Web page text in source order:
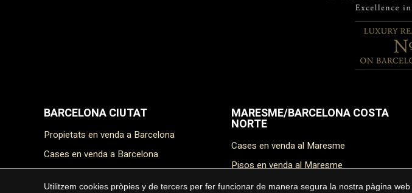
BARCELONA CIUTAT
Propietats en venda a Barcelona
Cases en venda a Barcelona
MARESME/BARCELONA COSTA
NORTE
Cases en venda al Maresme
Pisos en venda al Maresme
Masies en venda al Maresme
Utilitzem cookies pròpies y de tercers per fer funcionar de manera segura la nostra pàgina